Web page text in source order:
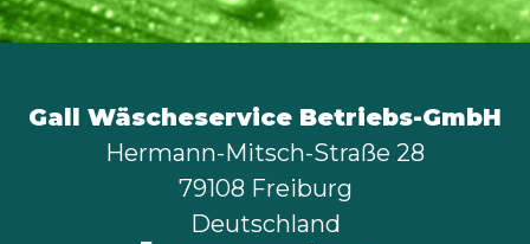
Gall Wäscheservice Betriebs-GmbH
Hermann-Mitsch-Straße 28
79108 Freiburg
Deutschland